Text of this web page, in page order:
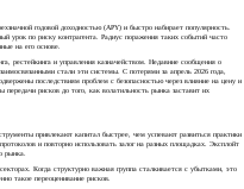
годовой доходностью (APY) и быстро набирает популярность.
урок по риску контрагента. Радиус поражения таких событий часто
на его основе.
рестейкинга и управления казначейством. Недавние сообщения о
стали эти системы. С потерями за апрель 2026 года,
последствиям проблем с безопасностью через влияние на цену и
рисков до того, как волатильность рынка заставит их
привлекают капитал быстрее, чем успевают развиться практики
и повторно использовать залог на разных площадках. Эксплойт
рынка.
Когда структурно важная группа сталкивается с убытками, это
такое переоценивание рисков.